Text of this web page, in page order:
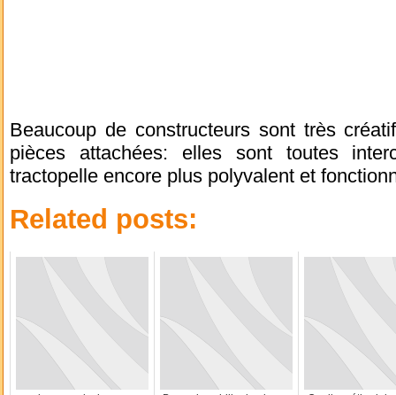
Beaucoup de constructeurs sont très
pièces attachées: elles sont toutes
tractopelle encore plus polyvalent et
Related posts: